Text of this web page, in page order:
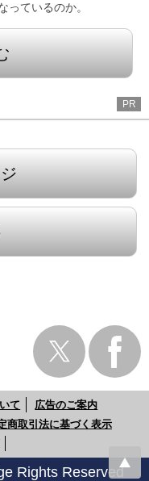
っているのか。
PR
て
広告のご案内
商取引法に基づく表示
Rights Reserved